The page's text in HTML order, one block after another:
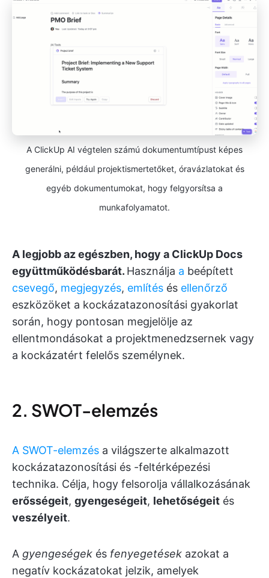
A ClickUp AI végtelen számú dokumentumtípust képes
generálni, például projektismertetőket, óravázlatokat és
egyéb dokumentumokat, hogy felgyorsítsa a
munkafolyamatot.
A legjobb az egészben, hogy a ClickUp Docs
együttműködésbarát. Használja a beépített
csevegő, megjegyzés, említés és ellenőrző
eszközöket a kockázatazonosítási gyakorlat
során, hogy pontosan megjelölje az
ellentmondásokat a projektmenedzsernek vagy
a kockázatért felelős személynek.
2. SWOT-elemzés
A SWOT-elemzés a világszerte alkalmazott
kockázatazonosítási és -feltérképezési
technika. Célja, hogy felsorolja vállalkozásának
erősségeit, gyengeségeit, lehetőségeit és
veszélyeit.
A gyengeségek és fenyegetések azokat a
negatív kockázatokat jelzik, amelyek